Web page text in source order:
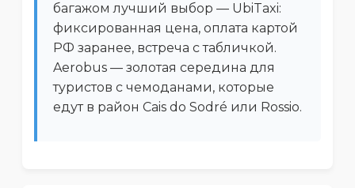
багажом лучший выбор — UbiTaxi:
фиксированная цена, оплата картой
РФ заранее, встреча с табличкой.
Aerobus — золотая середина для
туристов с чемоданами, которые
едут в район Cais do Sodré или Rossio.